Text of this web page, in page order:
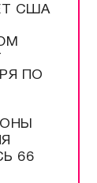
США
ПО
66